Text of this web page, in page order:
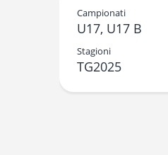
Campionati
U17, U17 B
Stagioni
TG2025